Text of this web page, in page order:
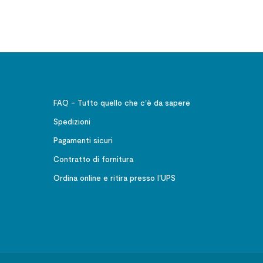
FAQ - Tutto quello che c'è da sapere
Spedizioni
Pagamenti sicuri
Contratto di fornitura
Ordina online e ritira presso l'UPS